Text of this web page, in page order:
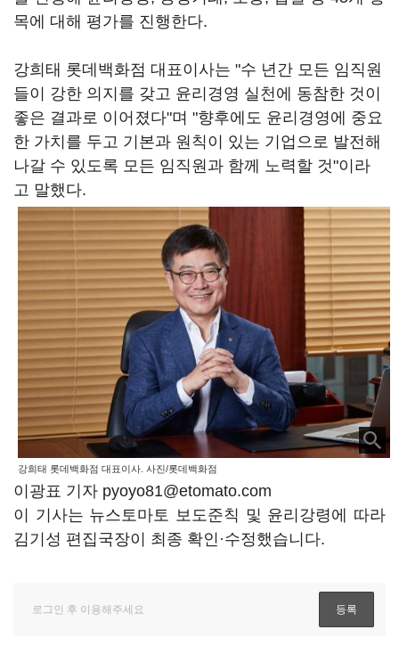
목에 대해 평가를 진행한다.
강희태 롯데백화점 대표이사는 "수 년간 모든 임직원
들이 강한 의지를 갖고 윤리경영 실천에 동참한 것이
좋은 결과로 이어졌다"며 "향후에도 윤리경영에 중요
한 가치를 두고 기본과 원칙이 있는 기업으로 발전해
나갈 수 있도록 모든 임직원과 함께 노력할 것"이라
고 말했다.
강희태 롯데백화점 대표이사. 사진/롯데백화점
이광표 기자 pyoyo81@etomato.com
이 기사는 뉴스토마토 보도준칙 및 윤리강령에 따라
김기성 편집국장이 최종 확인·수정했습니다.